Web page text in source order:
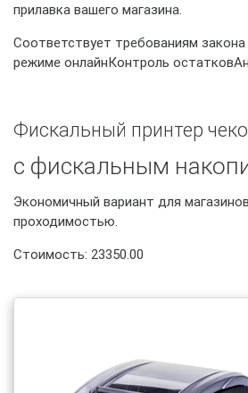
прилавка вашего магазина.
Соответствует требованиям
режиме онлайнКонтроль
Фискальный принтер
с фискальным
Экономичный вариант для
проходимостью.
Стоимость: 23350.00